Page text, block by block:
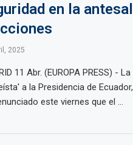
en la
2025
11 Abr. (EUROPA PRESS) -
a la Presidencia de
este viernes que el ...